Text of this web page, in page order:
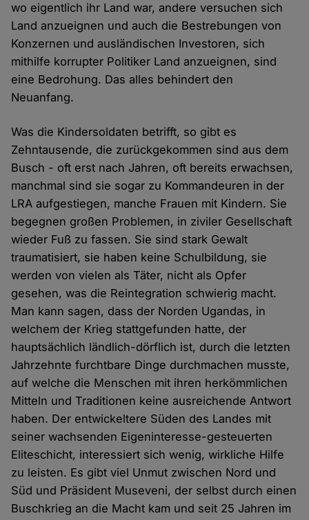
wo eigentlich ihr Land war, andere versuchen sich
Land anzueignen und auch die Bestrebungen von
Konzernen und ausländischen Investoren, sich
mithilfe korrupter Politiker Land anzueignen, sind
eine Bedrohung. Das alles behindert den
Neuanfang.
Was die Kindersoldaten betrifft, so gibt es
Zehntausende, die zurückgekommen sind aus dem
Busch - oft erst nach Jahren, oft bereits erwachsen,
manchmal sind sie sogar zu Kommandeuren in der
LRA aufgestiegen, manche Frauen mit Kindern. Sie
begegnen großen Problemen, in ziviler Gesellschaft
wieder Fuß zu fassen. Sie sind stark Gewalt
traumatisiert, sie haben keine Schulbildung, sie
werden von vielen als Täter, nicht als Opfer
gesehen, was die Reintegration schwierig macht.
Man kann sagen, dass der Norden Ugandas, in
welchem der Krieg stattgefunden hatte, der
hauptsächlich ländlich-dörflich ist, durch die letzten
Jahrzehnte furchtbare Dinge durchmachen musste,
auf welche die Menschen mit ihren herkömmlichen
Mitteln und Traditionen keine ausreichende Antwort
haben. Der entwickeltere Süden des Landes mit
seiner wachsenden Eigeninteresse-gesteuerten
Eliteschicht, interessiert sich wenig, wirkliche Hilfe
zu leisten. Es gibt viel Unmut zwischen Nord und
Süd und Präsident Museveni, der selbst durch einen
Buschkrieg an die Macht kam und seit 25 Jahren im